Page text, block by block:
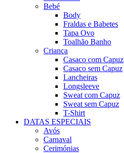
Bebé
Body
Fraldas e Babetes
Tapa Ovo
Toalhão Banho
Criança
Casaco com Capuz
Casaco sem Capuz
Lancheiras
Longsleeve
Sweat com Capuz
Sweat sem Capuz
T-Shirt
DATAS ESPECIAIS
Avós
Carnaval
Cerimónias